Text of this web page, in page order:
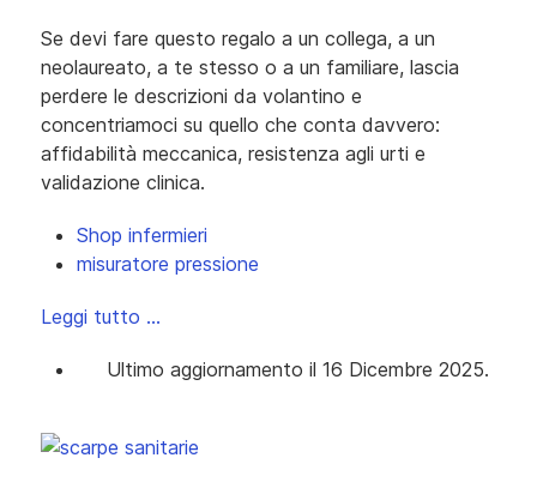
Se devi fare questo regalo a un collega, a un
neolaureato, a te stesso o a un familiare, lascia
perdere le descrizioni da volantino e
concentriamoci su quello che conta davvero:
affidabilità meccanica, resistenza agli urti e
validazione clinica.
Shop infermieri
misuratore pressione
Leggi tutto …
Ultimo aggiornamento il 16 Dicembre 2025.